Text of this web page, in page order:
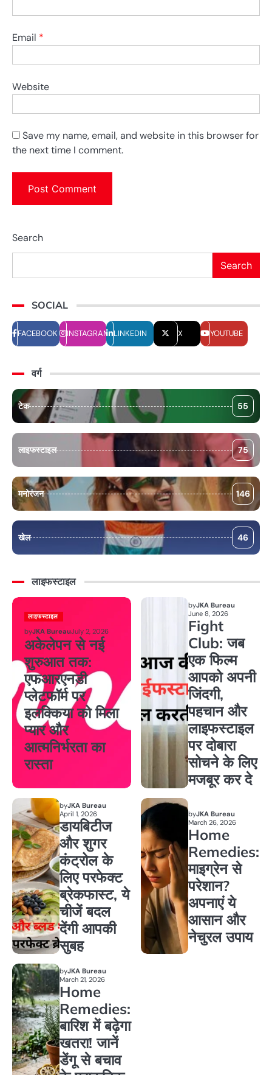
Email *
Website
Save my name, email, and website in this browser for
the next time I comment.
Search
Search
SOCIAL
FACEBOOK INSTAGRAM LINKEDIN X YOUTUBE
वर्ग
टेक 55
लाइफस्टाइल 75
मनोरंजन 146
खेल 46
लाइफस्टाइल
लाइफस्टाइल
byJKA BureauJuly 2, 2026
अकेलेपन से नई
शुरुआत तक:
एफआरएनडी
प्लेटफॉर्म पर
इलक्किया को मिला
प्यार और
आत्मनिर्भरता का
रास्ता
byJKA Bureau
June 8, 2026
Fight
Club: जब
एक फिल्म
आपको अपनी
जिंदगी,
पहचान और
लाइफस्टाइल
पर दोबारा
सोचने के लिए
मजबूर कर दे
byJKA Bureau
April 1, 2026
डायबिटीज
और शुगर
कंट्रोल के
लिए परफेक्ट
ब्रेकफास्ट, ये
चीजें बदल
देंगी आपकी
सुबह
byJKA Bureau
March 26, 2026
Home
Remedies:
माइग्रेन से
परेशान?
अपनाएं ये
आसान और
नेचुरल उपाय
byJKA Bureau
March 21, 2026
Home
Remedies:
बारिश में बढ़ेगा
खतरा! जानें
डेंगू से बचाव